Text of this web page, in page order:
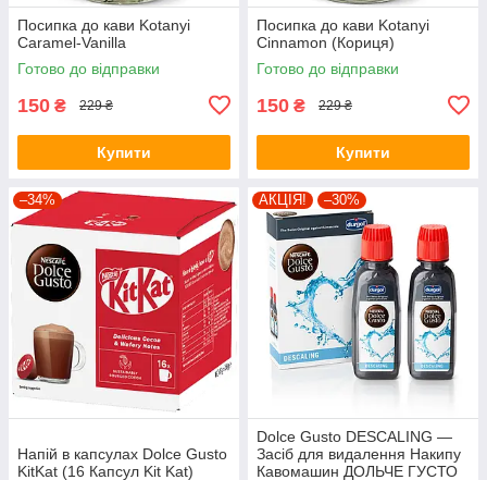
Посипка до кави Kotanyi
Caramel-Vanilla
Готово до відправки
150 ₴ 229 ₴
Купити
Посипка до кави Kotanyi
Cinnamon (Кориця)
Готово до відправки
150 ₴ 229 ₴
Купити
–34%
Напій в капсулах Dolce Gusto
KitKat (16 Капсул Kit Kat)
АКЦІЯ! –30%
Dolce Gusto DESCALING —
Засіб для видалення Накипу
Кавомашин ДОЛЬЧЕ ГУСТО